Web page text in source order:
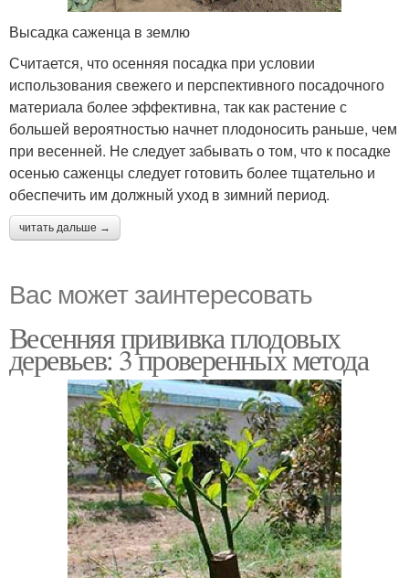
Высадка саженца в землю
Считается, что осенняя посадка при условии
использования свежего и перспективного посадочного
материала более эффективна, так как растение с
большей вероятностью начнет плодоносить раньше, чем
при весенней. Не следует забывать о том, что к посадке
осенью саженцы следует готовить более тщательно и
обеспечить им должный уход в зимний период.
читать дальше →
Вас может заинтересовать
Весенняя прививка плодовых
деревьев: 3 проверенных метода